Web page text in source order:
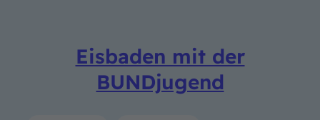
Eisbaden mit der
BUNDjugend